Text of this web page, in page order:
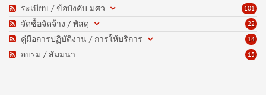
101
ระเบียบ / ข้อบังคับ มศว
22
จัดซื้อจัดจ้าง / พัสดุ
14
คู่มือการปฏิบัติงาน / การให้บริการ
13
อบรม / สัมมนา